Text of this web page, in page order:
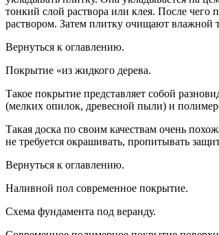
тонкий слой раствора или клея. После
раствором. Затем плитку очищают влажной
Вернуться к оглавлению.
Покрытие «из жидкого дерева.
Такое покрытие представляет собой
(мелких опилок, древесной пыли) и
Такая доска по своим качествам очень
не требуется окрашивать, пропитывать
Вернуться к оглавлению.
Наливной пол современное покрытие.
Схема фундамента под веранду.